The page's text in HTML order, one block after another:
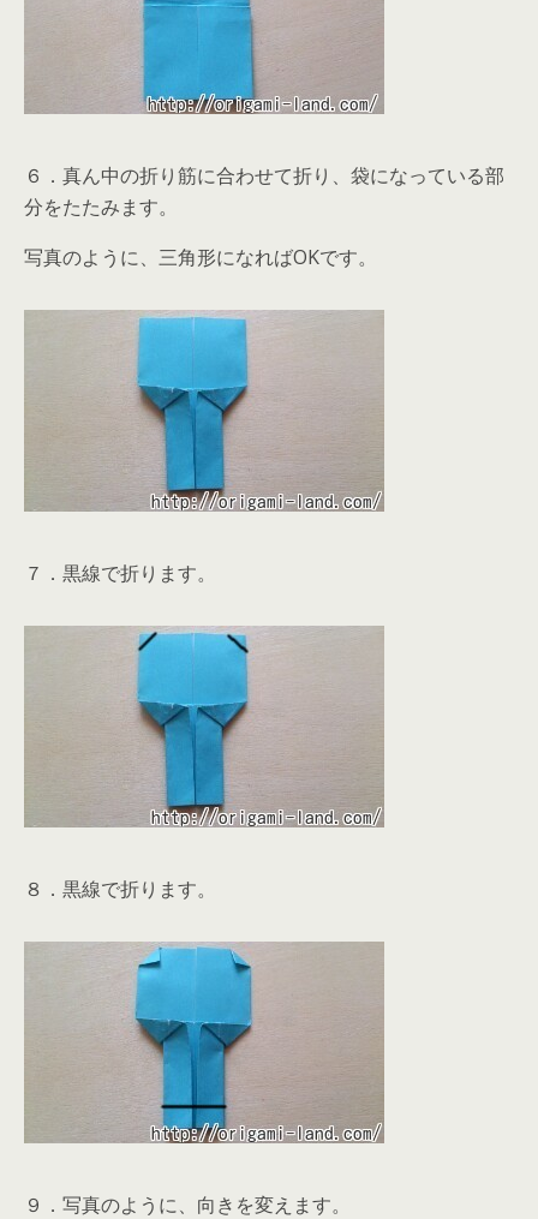
６．真ん中の折り筋に合わせて折り、袋になっている部
分をたたみます。
写真のように、三角形になればOKです。
７．黒線で折ります。
８．黒線で折ります。
９．写真のように、向きを変えます。